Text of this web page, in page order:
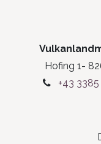
Hofing 1-
+43 3385